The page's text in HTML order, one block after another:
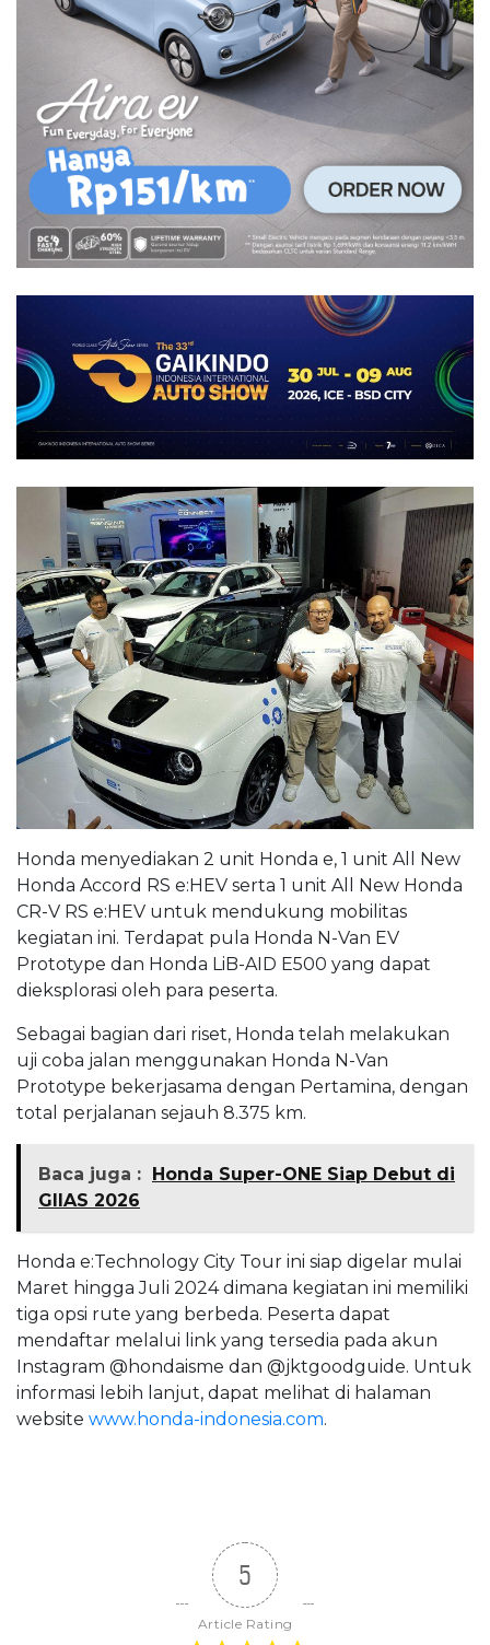
Honda menyediakan 2 unit Honda e, 1 unit All New
Honda Accord RS e:HEV serta 1 unit All New Honda
CR-V RS e:HEV untuk mendukung mobilitas
kegiatan ini. Terdapat pula Honda N-Van EV
Prototype dan Honda LiB-AID E500 yang dapat
dieksplorasi oleh para peserta.
Sebagai bagian dari riset, Honda telah melakukan
uji coba jalan menggunakan Honda N-Van
Prototype bekerjasama dengan Pertamina, dengan
total perjalanan sejauh 8.375 km.
Baca juga :
Honda Super-ONE Siap Debut di
GIIAS 2026
Honda e:Technology City Tour ini siap digelar mulai
Maret hingga Juli 2024 dimana kegiatan ini memiliki
tiga opsi rute yang berbeda. Peserta dapat
mendaftar melalui link yang tersedia pada akun
Instagram @hondaisme dan @jktgoodguide. Untuk
informasi lebih lanjut, dapat melihat di halaman
website www.honda-indonesia.com.
5
Article Rating